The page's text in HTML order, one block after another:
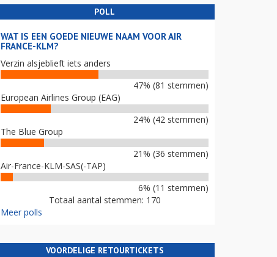
POLL
WAT IS EEN GOEDE NIEUWE NAAM VOOR AIR
FRANCE-KLM?
Verzin alsjeblieft iets anders
47% (81 stemmen)
European Airlines Group (EAG)
24% (42 stemmen)
The Blue Group
21% (36 stemmen)
Air-France-KLM-SAS(-TAP)
6% (11 stemmen)
Totaal aantal stemmen: 170
Meer polls
VOORDELIGE RETOURTICKETS